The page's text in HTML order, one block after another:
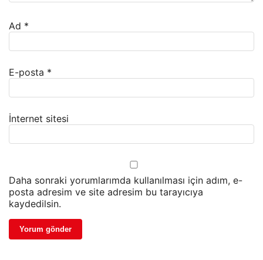
Ad *
E-posta *
İnternet sitesi
Daha sonraki yorumlarımda kullanılması için adım, e-
posta adresim ve site adresim bu tarayıcıya
kaydedilsin.